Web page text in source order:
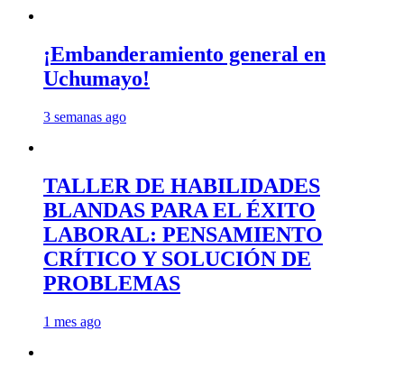
¡Embanderamiento general en
Uchumayo!
3 semanas ago
TALLER DE HABILIDADES
BLANDAS PARA EL ÉXITO
LABORAL: PENSAMIENTO
CRÍTICO Y SOLUCIÓN DE
PROBLEMAS
1 mes ago